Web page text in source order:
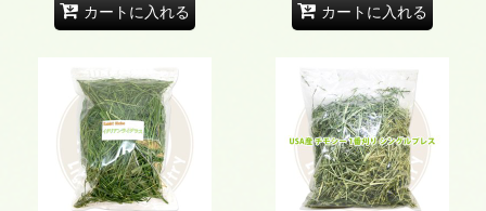
カートに入れる カートに入れる